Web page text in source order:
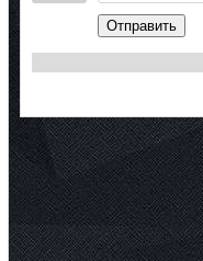
Отправить